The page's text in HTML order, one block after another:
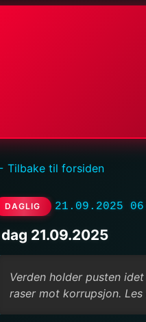
Tilbake til forsiden
DAGLIG 21.09.2025
21.09.2025
Verden holder pusten
raser mot korrupsjon.